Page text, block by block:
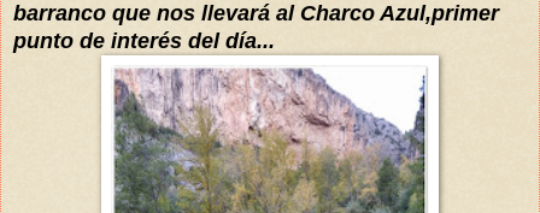
barranco que nos llevará al Charco Azul,primer
punto de interés del día...